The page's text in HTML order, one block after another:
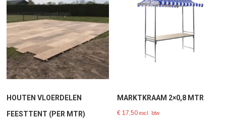
HOUTEN VLOERDELEN
FEESTTENT (PER MTR)
MARKTKRAAM 2×0,8 MTR
€ 17,50 excl. btw